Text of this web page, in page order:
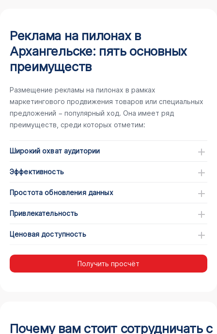
Реклама на пилонах в
Архангельске: пять основных
преимуществ
Размещение рекламы на пилонах в рамках
маркетингового продвижения товаров или специальных
предложений − популярный ход. Она имеет ряд
преимуществ, среди которых отметим:
Широкий охват аудитории
Эффективность
Простота обновления данных
Привлекательность
Ценовая доступность
Получить просчёт
Почему вам стоит сотрудничать с